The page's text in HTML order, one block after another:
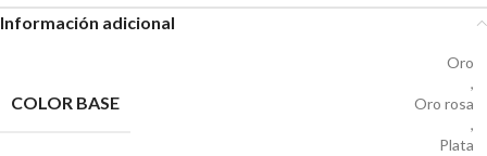
Información adicional
COLOR BASE
Oro
,
Oro rosa
,
Plata